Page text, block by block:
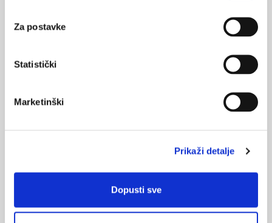
Za postavke
Statistički
Marketinški
Prikaži detalje
Dopusti sve
Mentalno zdravlje mladih u Hrvatskoj
24.09.2020.